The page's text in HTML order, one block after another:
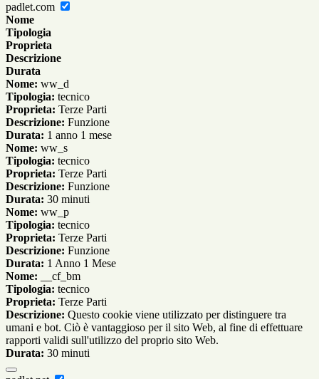
padlet.com
Nome
Tipologia
Proprieta
Descrizione
Durata
Nome: ww_d
Tipologia: tecnico
Proprieta: Terze Parti
Descrizione: Funzione
Durata: 1 anno 1 mese
Nome: ww_s
Tipologia: tecnico
Proprieta: Terze Parti
Descrizione: Funzione
Durata: 30 minuti
Nome: ww_p
Tipologia: tecnico
Proprieta: Terze Parti
Descrizione: Funzione
Durata: 1 Anno 1 Mese
Nome: __cf_bm
Tipologia: tecnico
Proprieta: Terze Parti
Descrizione: Questo cookie viene utilizzato per distinguere tra
umani e bot. Ciò è vantaggioso per il sito Web, al fine di effettuare
rapporti validi sull'utilizzo del proprio sito Web.
Durata: 30 minuti